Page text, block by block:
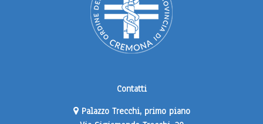
Contatti
Palazzo Trecchi, primo piano